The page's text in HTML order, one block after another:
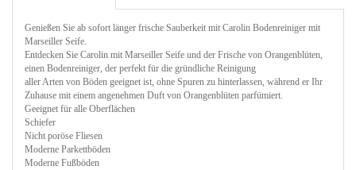
Genießen Sie ab sofort länger frische Sauberkeit mit Carolin Bodenreiniger mit
Marseiller Seife.
Entdecken Sie Carolin mit Marseiller Seife und der Frische von Orangenblüten,
einen Bodenreiniger, der perfekt für die gründliche Reinigung
aller Arten von Böden geeignet ist, ohne Spuren zu hinterlassen, während er Ihr
Zuhause mit einem angenehmen Duft von Orangenblüten parfümiert.
Geeignet für alle Oberflächen
Schiefer
Nicht poröse Fliesen
Moderne Parkettböden
Moderne Fußböden